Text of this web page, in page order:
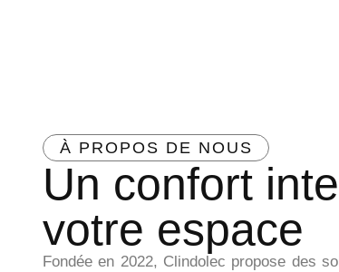
À PROPOS DE NOUS
Un confort
votre espace
Fondée en 2022, Clindolec propose des